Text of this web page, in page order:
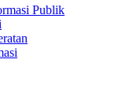
Publik